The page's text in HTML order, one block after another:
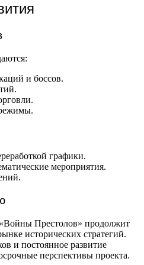
и боссов.
графики.
мероприятия.
Престолов» продолжит
исторических стратегий.
и постоянное развитие
перспективы проекта.